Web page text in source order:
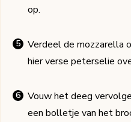
op.
Verdeel de mozzarella
hier verse peterselie
Vouw het deeg
een bolletje van het